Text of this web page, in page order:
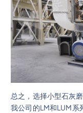
总之，选择小型石灰
我公司的LM和LUM系